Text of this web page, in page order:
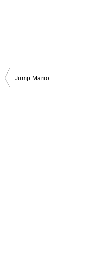
投
Jump Mario